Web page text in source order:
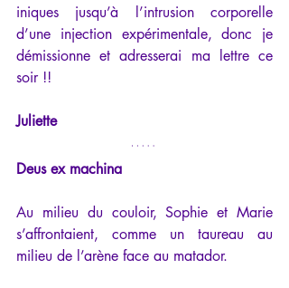
iniques jusqu’à l’intrusion corporelle
d’une injection expérimentale, donc je
démissionne et adresserai ma lettre ce
soir !!
Juliette
Deus ex machina
Au milieu du couloir, Sophie et Marie
s’affrontaient, comme un taureau au
milieu de l’arène face au matador.